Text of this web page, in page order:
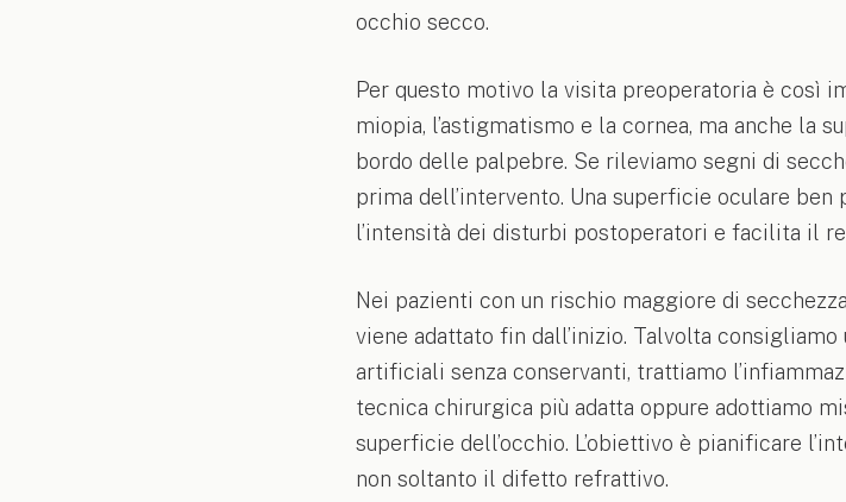
occhio secco.
Per questo motivo la visita preoperatoria è così
miopia, l’astigmatismo e la cornea, ma anche la
bordo delle palpebre. Se rileviamo segni di
prima dell’intervento. Una superficie oculare
l’intensità dei disturbi postoperatori e facilita il
Nei pazienti con un rischio maggiore di
viene adattato fin dall’inizio. Talvolta
artificiali senza conservanti, trattiamo
tecnica chirurgica più adatta oppure adottiamo
superficie dell’occhio. L’obiettivo è pianificare
non soltanto il difetto refrattivo.